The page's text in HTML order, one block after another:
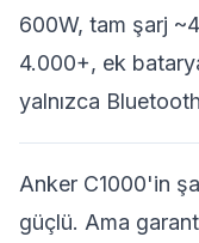
600W, tam şarj
4.000+, ek
yalnızca
Anker C1000'in
güçlü. Ama